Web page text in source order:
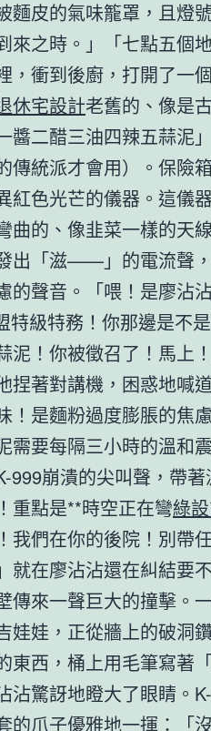
麵皮的氣味籠罩，且燈
來之時。」「七點五個
，衝到後廚，打開了一
休宅設計老舊的、像是
醬二醋三油四辣五蒜泥
傳統派才會用）。保險
紅色光芒的儀器。這儀
曲的、像韭菜一樣的天
出「滋——」的電流聲
聲音。「喂！是廖沾
特級特務！你那邊是不
泥！你被徵召了！馬上
捏著對講機，困惑地喊
！是麵粉過度膨脹的焦
需要每隔三小時的溫和震
999崩潰的尖叫聲，帶
重點是**時空正在彎綠
我們在你的後院！別帶
在廖沾沾還在糾結要
傳來一聲巨大的撞擊。
娃娃，正從牆上的破洞
東西，桶上用毛筆寫著
驚訝地瞪大了眼睛。
的爪子優雅地一揮：「